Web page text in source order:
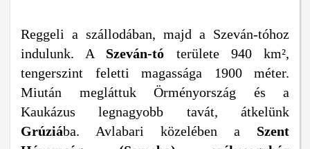
Reggeli a szállodában, majd a Szeván-tóhoz
indulunk. A Szeván-tó területe 940 km²,
tengerszint feletti magassága 1900 méter.
Miután megláttuk Örményország és a
Kaukázus legnagyobb tavát, átkelünk
Grúziába. Avlabari közelében a Szent